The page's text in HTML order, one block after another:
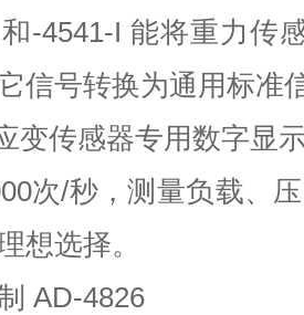
-4541-I 能将重力传
信号转换为通用标准
变传感器专用数字显
次/秒，测量负载、
想选择。
AD-4826